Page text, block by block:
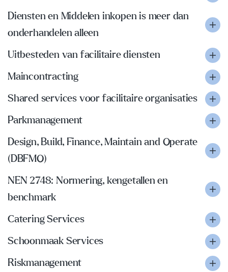
Diensten en Middelen inkopen is meer dan
onderhandelen alleen
Uitbesteden van facilitaire diensten
Maincontracting
Shared services voor facilitaire organisaties
Parkmanagement
Design, Build, Finance, Maintain and Operate
(DBFMO)
NEN 2748: Normering, kengetallen en
benchmark
Catering Services
Schoonmaak Services
Riskmanagement